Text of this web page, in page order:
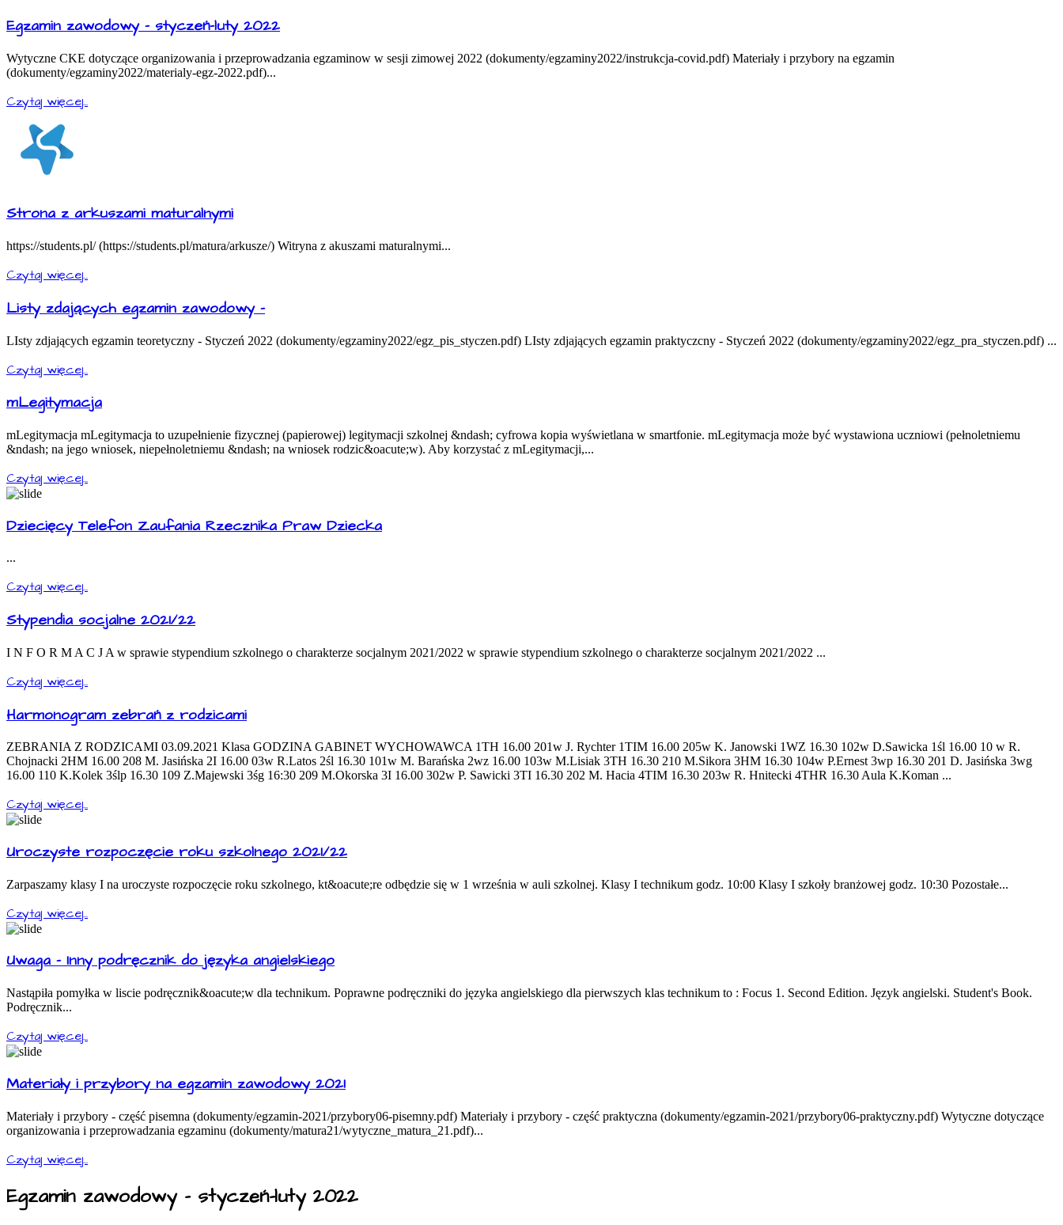
Egzamin zawodowy - styczeń-luty 2022
Wytyczne CKE dotyczące organizowania i przeprowadzania egzaminow w sesji zimowej 2022 (dokumenty/egzaminy2022/instrukcja-covid.pdf) Materiały i przybory na egzamin
(dokumenty/egzaminy2022/materialy-egz-2022.pdf)...
Czytaj więcej...
Strona z arkuszami maturalnymi
https://students.pl/ (https://students.pl/matura/arkusze/) Witryna z akuszami maturalnymi...
Czytaj więcej...
Listy zdających egzamin zawodowy -
LIsty zdjających egzamin teoretyczny - Styczeń 2022 (dokumenty/egzaminy2022/egz_pis_styczen.pdf) LIsty zdjających egzamin praktyczcny - Styczeń 2022 (dokumenty/egzaminy2022/egz_pra_styczen.pdf) ...
Czytaj więcej...
mLegitymacja
mLegitymacja mLegitymacja to uzupełnienie fizycznej (papierowej) legitymacji szkolnej &ndash; cyfrowa kopia wyświetlana w smartfonie. mLegitymacja może być wystawiona uczniowi (pełnoletniemu
&ndash; na jego wniosek, niepełnoletniemu &ndash; na wniosek rodzic&oacute;w). Aby korzystać z mLegitymacji,...
Czytaj więcej...
Dziecięcy Telefon Zaufania Rzecznika Praw Dziecka
...
Czytaj więcej...
Stypendia socjalne 2021/22
I N F O R M A C J A w sprawie stypendium szkolnego o charakterze socjalnym 2021/2022 w sprawie stypendium szkolnego o charakterze socjalnym 2021/2022 ...
Czytaj więcej...
Harmonogram zebrań z rodzicami
ZEBRANIA Z RODZICAMI 03.09.2021 Klasa GODZINA GABINET WYCHOWAWCA 1TH 16.00 201w J. Rychter 1TIM 16.00 205w K. Janowski 1WZ 16.30 102w D.Sawicka 1śl 16.00 10 w R.
Chojnacki 2HM 16.00 208 M. Jasińska 2I 16.00 03w R.Latos 2śl 16.30 101w M. Barańska 2wz 16.00 103w M.Lisiak 3TH 16.30 210 M.Sikora 3HM 16.30 104w P.Ernest 3wp 16.30 201 D. Jasińska 3wg
16.00 110 K.Kolek 3ślp 16.30 109 Z.Majewski 3śg 16:30 209 M.Okorska 3I 16.00 302w P. Sawicki 3TI 16.30 202 M. Hacia 4TIM 16.30 203w R. Hnitecki 4THR 16.30 Aula K.Koman ...
Czytaj więcej...
Uroczyste rozpoczęcie roku szkolnego 2021/22
Zarpaszamy klasy I na uroczyste rozpoczęcie roku szkolnego, kt&oacute;re odbędzie się w 1 września w auli szkolnej. Klasy I technikum godz. 10:00 Klasy I szkoły branżowej godz. 10:30 Pozostałe...
Czytaj więcej...
Uwaga - Inny podręcznik do języka angielskiego
Nastąpiła pomyłka w liscie podręcznik&oacute;w dla technikum. Poprawne podręczniki do języka angielskiego dla pierwszych klas technikum to : Focus 1. Second Edition. Język angielski. Student's Book.
Podręcznik...
Czytaj więcej...
Materiały i przybory na egzamin zawodowy 2021
Materiały i przybory - część pisemna (dokumenty/egzamin-2021/przybory06-pisemny.pdf) Materiały i przybory - część praktyczna (dokumenty/egzamin-2021/przybory06-praktyczny.pdf) Wytyczne dotyczące
organizowania i przeprowadzania egzaminu (dokumenty/matura21/wytyczne_matura_21.pdf)...
Czytaj więcej...
Egzamin zawodowy - styczeń-luty 2022